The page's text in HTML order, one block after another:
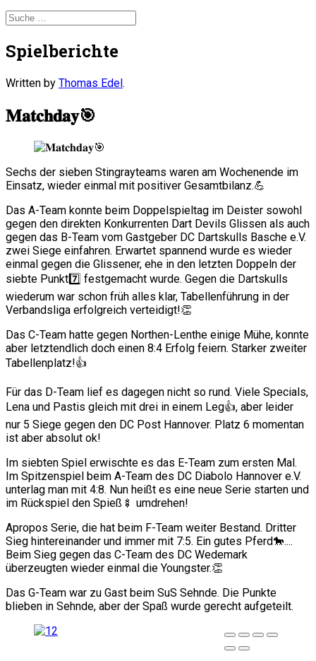
Spielberichte
Written by Thomas Edel.
𝐌𝐚𝐭𝐜𝐡𝐝𝐚𝐲🎯
Sechs der sieben Stingrayteams waren am Wochenende im
Einsatz, wieder einmal mit positiver Gesamtbilanz.💪
Das A-Team konnte beim Doppelspieltag im Deister sowohl
gegen den direkten Konkurrenten Dart Devils Glissen als auch
gegen das B-Team vom Gastgeber DC Dartskulls Basche e.V.
zwei Siege einfahren. Erwartet spannend wurde es wieder
einmal gegen die Glissener, ehe in den letzten Doppeln der
siebte Punkt7️⃣ festgemacht wurde. Gegen die Dartskulls
wiederum war schon früh alles klar, Tabellenführung in der
Verbandsliga erfolgreich verteidigt!👏
Das C-Team hatte gegen Northen-Lenthe einige Mühe, konnte
aber letztendlich doch einen 8:4 Erfolg feiern. Starker zweiter
Tabellenplatz!👍
Für das D-Team lief es dagegen nicht so rund. Viele Specials,
Lena und Pastis gleich mit drei in einem Leg👍, aber leider
nur 5 Siege gegen den DC Post Hannover. Platz 6 momentan
ist aber absolut ok!
Im siebten Spiel erwischte es das E-Team zum ersten Mal.
Im Spitzenspiel beim A-Team des DC Diabolo Hannover e.V.
unterlag man mit 4:8. Nun heißt es eine neue Serie starten und
im Rückspiel den Spieß🍢 umdrehen!
Apropos Serie, die hat beim F-Team weiter Bestand. Dritter
Sieg hintereinander und immer mit 7:5. Ein gutes Pferd🐎....
Beim Sieg gegen das C-Team des DC Wedemark
überzeugten wieder einmal die Youngster.👏
Das G-Team war zu Gast beim SuS Sehnde. Die Punkte
blieben in Sehnde, aber der Spaß wurde gerecht aufgeteilt.